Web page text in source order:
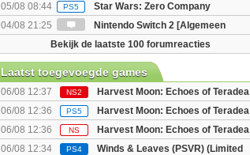
05/08 08:44
PS5
Star Wars: Zero Company
04/08 21:25
Nintendo Switch 2 [Algemeen
Bekijk de laatste 100 forumreacties
Laatst toegevoegde games
06/08 12:37 NS2
Harvest Moon: Echoes of Teradea
06/08 12:36
PS5
Harvest Moon: Echoes of Teradea
06/08 12:36
NS
Harvest Moon: Echoes of Teradea
06/08 12:34
PS4 Winds & Leaves (PSVR) (Limited